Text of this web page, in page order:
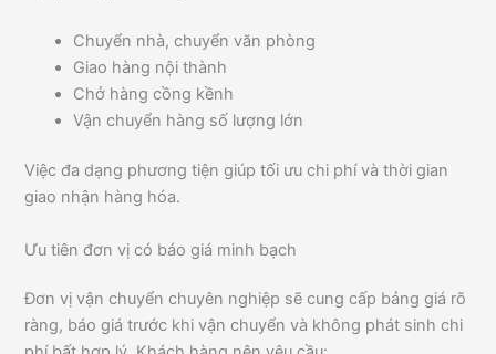
Chuyển nhà, chuyển văn phòng
Giao hàng nội thành
Chở hàng cồng kềnh
Vận chuyển hàng số lượng lớn
Việc đa dạng phương tiện giúp tối ưu chi phí và thời gian
giao nhận hàng hóa.
Ưu tiên đơn vị có báo giá minh bạch
Đơn vị vận chuyển chuyên nghiệp sẽ cung cấp bảng giá rõ
ràng, báo giá trước khi vận chuyển và không phát sinh chi